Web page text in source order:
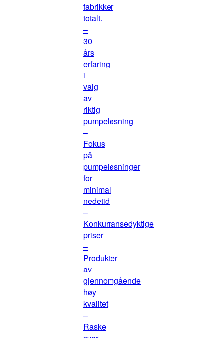
fabrikker
totalt.
–
30
års
erfaring
i
valg
av
riktig
pumpeløsning
–
Fokus
på
pumpeløsninger
for
minimal
nedetid
–
Konkurransedyktige
priser
–
Produkter
av
gjennomgående
høy
kvalitet
–
Raske